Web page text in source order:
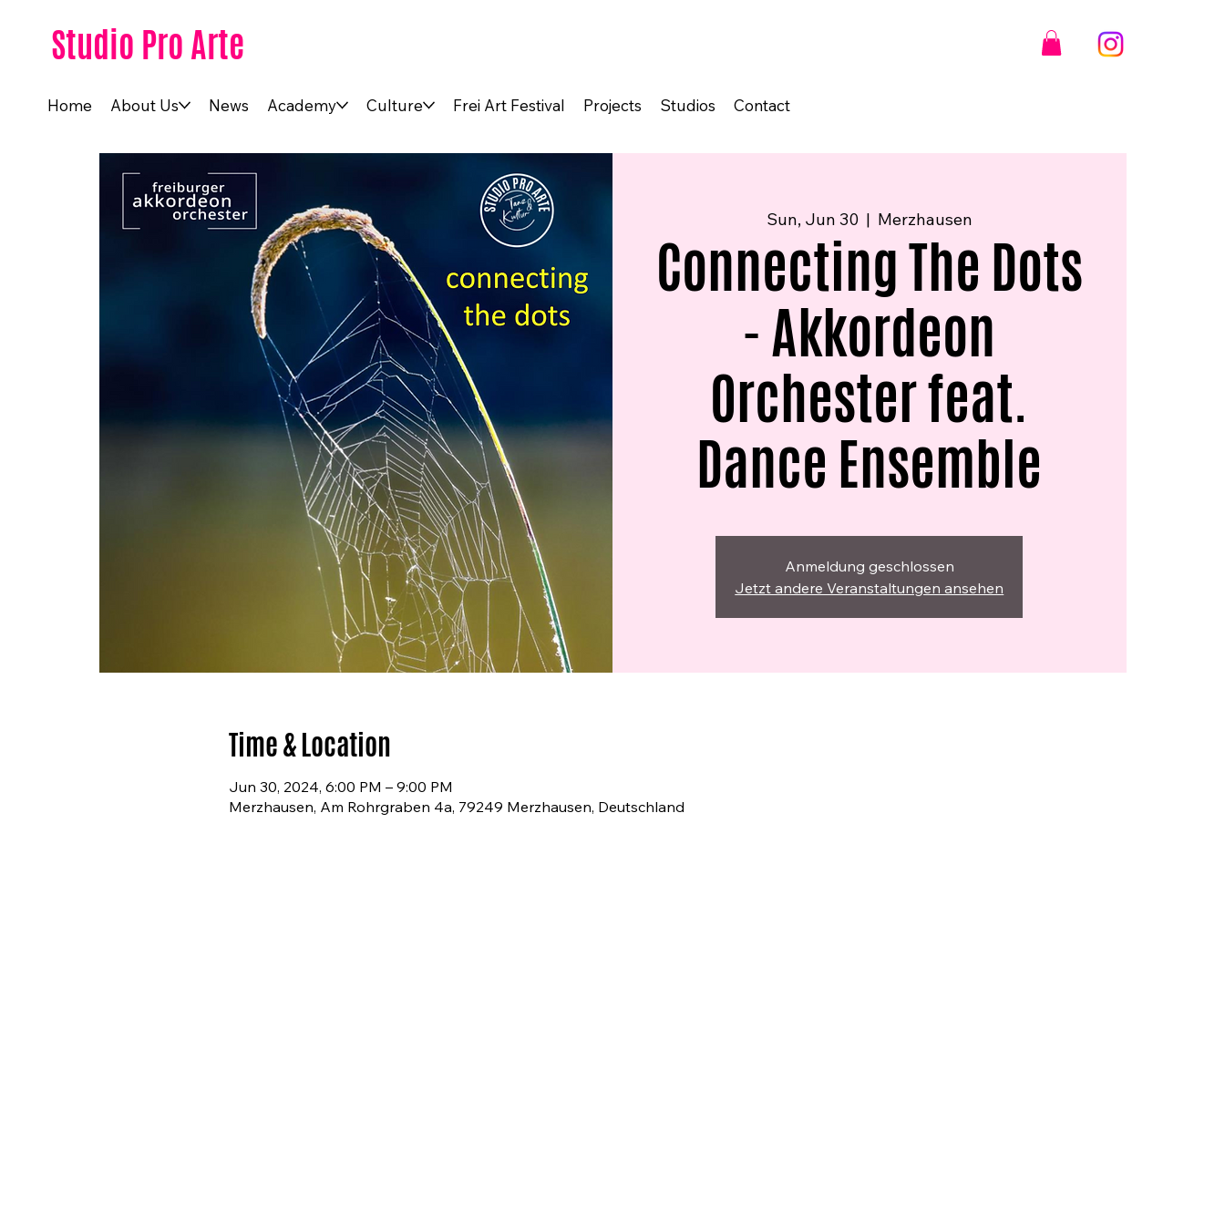
Studio Pro Arte
Home About Us News Academy Culture Frei Art Festival Projects Studios Contact
Sun, Jun 30
  |
Merzhausen
Connecting The Dots
- Akkordeon
Orchester feat.
Dance Ensemble
Anmeldung geschlossen
Jetzt andere Veranstaltungen ansehen
Time & Location
Jun 30, 2024, 6:00 PM – 9:00 PM
Merzhausen, Am Rohrgraben 4a, 79249 Merzhausen, Deutschland